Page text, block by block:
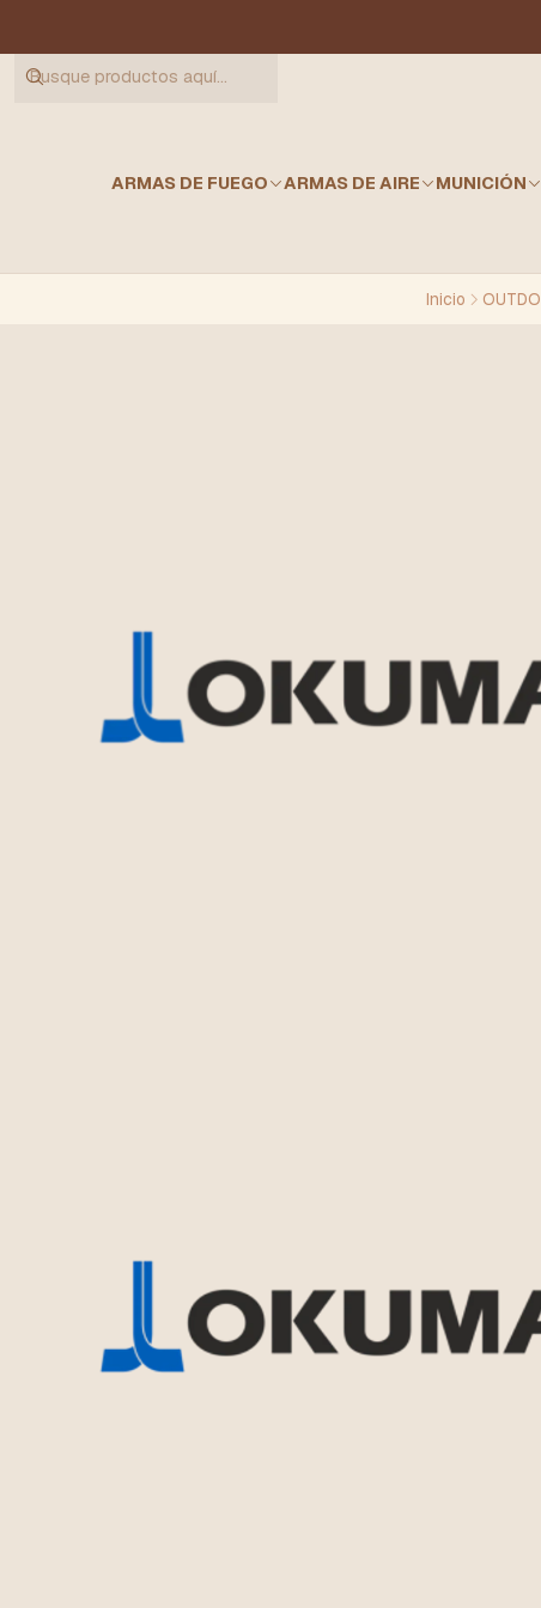
ARMAS DE FUEGO ARMAS DE AIRE MUNICIÓN
Inicio